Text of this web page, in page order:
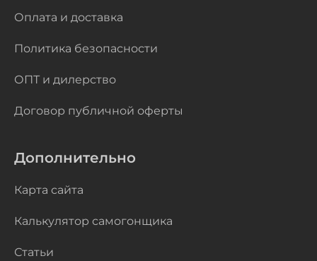
Оплата и доставка
Политика безопасности
ОПТ и дилерство
Договор публичной оферты
Дополнительно
Карта сайта
Калькулятор самогонщика
Статьи